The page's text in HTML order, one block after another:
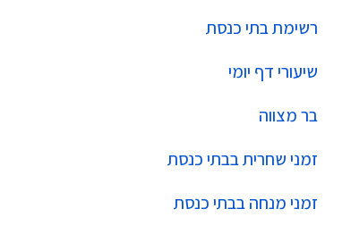
רשימת בתי כנסת
שיעורי דף יומי
בר מצווה
זמני שחרית בבתי כנסת
זמני מנחה בבתי כנסת